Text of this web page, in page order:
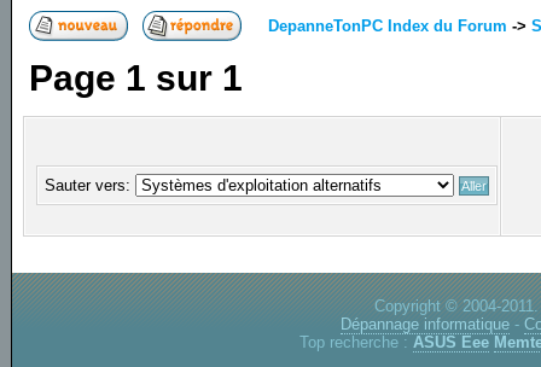
DepanneTonPC Index du Forum ->
Page 1 sur 1
Sauter vers:
Copyright © 2004-
Dépannage informatique -
Top recherche : ASUS Eee